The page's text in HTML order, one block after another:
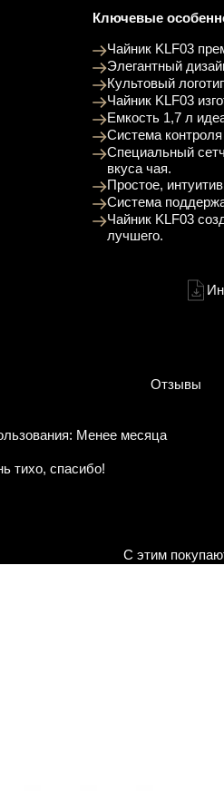
Ключевые
Чайник KLF03
Элегантный
Культовый
Чайник KLF03
Емкость 1,7 л
Система
Специальный
вкуса чая.
Простое,
Система
Чайник KLF03
лучшего.
Отзывы
Менее месяца
тихо, спасибо!
С этим